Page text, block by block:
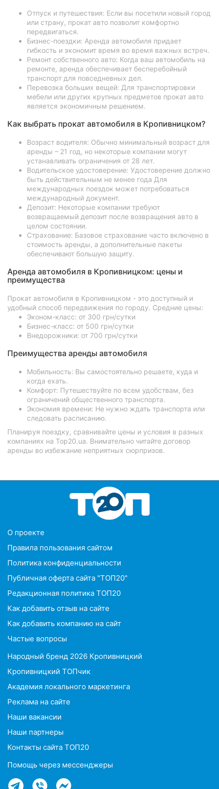
Отпуск и путешествия: Если вы посетили новый город
или страну, прокат авто позволит комфортно
передвигаться.
Бизнес-поездки: Аренда автомобиля придает
гибкость и экономит время во время важных встреч.
Ремонт собственного авто: Когда ваш автомобиль на
ремонте, аренда обеспечивает бесперебойный
транспорт для повседневных дел.
Перевозка больших вещей: Для транспортировки
мебели или других крупных предметов прокат авто
является экономичным решением.
Как выбрать прокат автомобиля в Кропивницком?
Возраст водителя: Обычно минимальный возраст для
аренды – 21 год, но некоторые компании могут
устанавливать ограничения от 28 лет.
Водительское удостоверение: Удостоверение должно
быть действительным не менее года Для
международных поездок может потребоваться
международный документ.
Депозит: Некоторые компании требуют
возвращаемый депозит после возвращения авто в
целом состоянии.
Страхование: Базовое страхование часто включено в
стоимость аренды, а дополнительные пакеты
обеспечивают большую защиту.
Аренда автомобиля в Кропивницком: цены и
преимущества
Прокат автомобиля в Кропивницком - это доступный и
удобный способ передвижения по городу. Средние цены:
Эконом-класс: от 300 грн/сутки
Бизнес-класс: от 500 грн/сутки
Внедорожники: от 700 грн/сутки
Преимущества аренды автомобиля
Мобильность: Вы самостоятельно решаете, куда и
когда ехать.
Комфорт: Путешествуйте по всем удобствам, без
ограничений общественного транспорта.
Экономия времени: Не нужно ждать транспорта или
следовать расписанию.
Планируя поездку, сравнивайте цены и условия в разных
компаниях на Top20.ua. Внимательно читайте договор
аренды во избежание неприятных сюрпризов.
O проекте
Правила пользования сайтом
Политика конфиденциальности
Публичная оферта сайта "ТОП20"
Редакционная политика ТОП20
Как добавить отзыв на сайте
Как добавить компанию на сайт
Частые вопросы
Народный бренд 2026 Кропивницкий
Кропивницкий ТОПчик
Академия локального маркетинга
Реклама на сайте
Наши вакансии
Наши партнеры
Контакты сайта ТОП20
Помощь через мессенджеры